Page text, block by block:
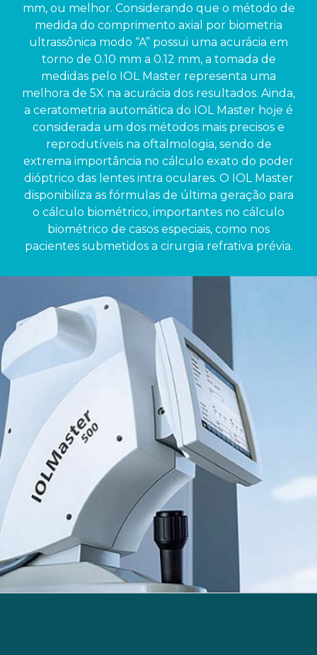
mm, ou melhor. Considerando que o método de
medida do comprimento axial por biometria
ultrassônica modo “A” possui uma acurácia em
torno de 0.10 mm a 0.12 mm, a tomada de
medidas pelo IOL Master representa uma
melhora de 5X na acurácia dos resultados. Ainda,
a ceratometria automática do IOL Master hoje é
considerada um dos métodos mais precisos e
reprodutíveis na oftalmologia, sendo de
extrema importância no cálculo exato do poder
dióptrico das lentes intra oculares. O IOL Master
disponibiliza as fórmulas de última geração para
o cálculo biométrico, importantes no cálculo
biométrico de casos especiais, como nos
pacientes submetidos a cirurgia refrativa prévia.